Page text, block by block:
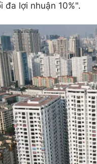
đa lợi nhuận 10%".